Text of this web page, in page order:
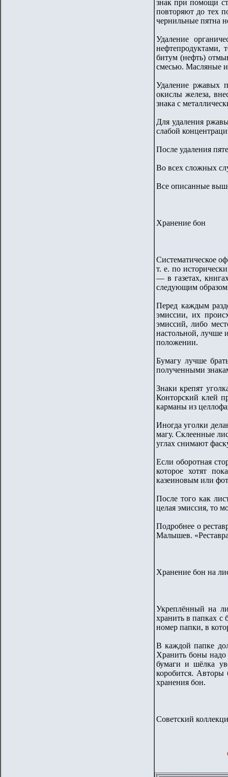
знак при помощи
повторяют до тех
чернильные пятна
Удаление
нефтепродуктами,
битум (нефть)
смесью. Масляные
Удаление ржавых
окислы железа,
знака с
Для удаления
слабой
После удаления
Во всех сложных
Все описанные
Хранение бон
Систематическое
т. е. по
— в газетах,
следующим
Перед каждым
эмиссии, их
эмиссий, либо
настольной, лучше
положении.
Бумагу лучше
полученными
Знаки крепят
Конторский клей
карманы из
Иногда уголки
магу. Склеенные
углах снимают
Если оборотная
которое хотят
казеиновым или
После того как
целая эмиссия, то
Подробнее о
Малышев.
Хранение бон на
Укреплённый на
хранить в папках с
номер папки, в
В каждой папке
Хранить боны надо
бумаги и шёлка
коробится. Авторы
хранения бон.
Советский